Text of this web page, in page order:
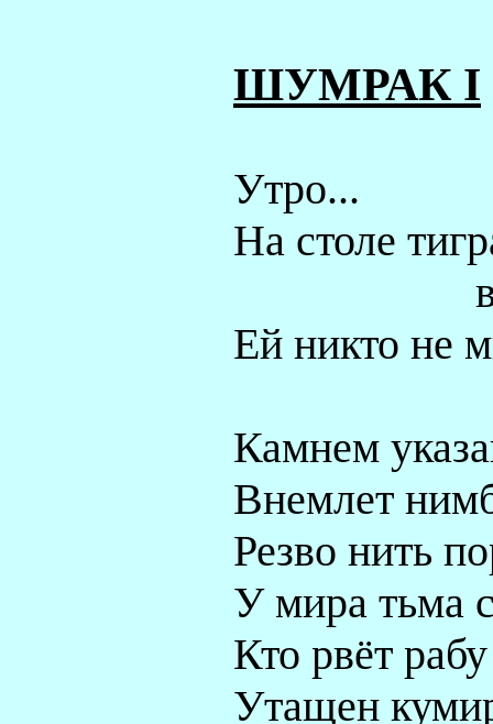
ШУМРАК I
Утро...
На столе
Ей никто не
Камнем
Внемлет
Резво нить
У мира тьма
Кто рвёт
Утащен